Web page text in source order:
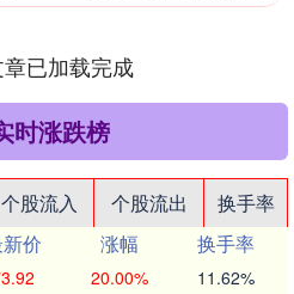
已加载完成
时涨跌榜
个股流入 个股流出
换手率
价 涨幅
换手率
20.00% 11.62%